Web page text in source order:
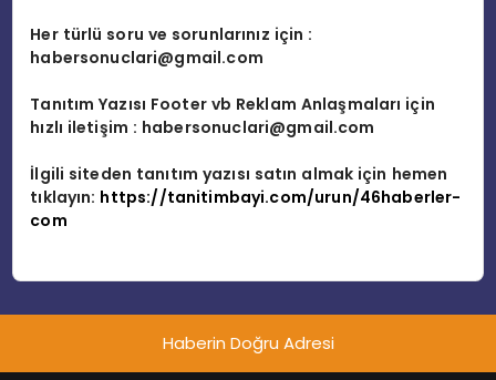
SPOR
YAŞAM
Her türlü soru ve sorunlarınız için :
habersonuclari@gmail.com
Tanıtım Yazısı Footer vb Reklam Anlaşmaları için
hızlı iletişim : habersonuclari@gmail.com
İlgili siteden tanıtım yazısı satın almak için hemen
tıklayın: https://tanitimbayi.com/urun/46haberler-
com
Haberin Doğru Adresi